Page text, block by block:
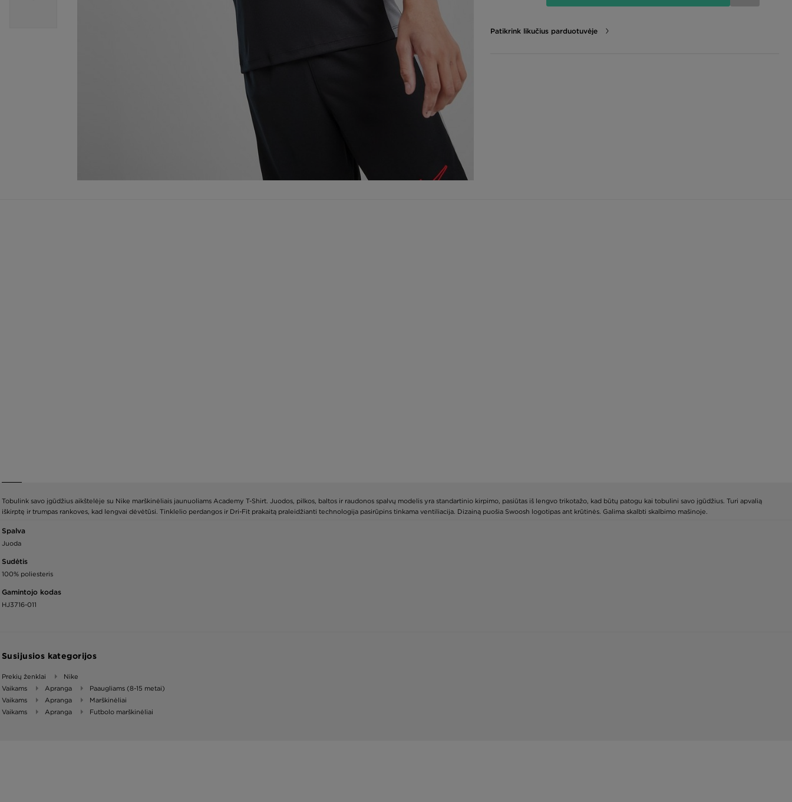
Patikrink likučius parduotuvėje
Tobulink savo įgūdžius aikštelėje su Nike marškinėliais jaunuoliams Academy T-Shirt. Juodos, pilkos, baltos ir raudonos spalvų modelis yra standartinio kirpimo, pasiūtas iš lengvo trikotažo, kad būtų patogu kai tobulini savo įgūdžius. Turi apvalią
iškirptę ir trumpas rankoves, kad lengvai dėvėtūsi. Tinklelio perdangos ir Dri-Fit prakaitą praleidžianti technologija pasirūpins tinkama ventiliacija. Dizainą puošia Swoosh logotipas ant krūtinės. Galima skalbti skalbimo mašinoje.
Spalva
Juoda
Sudėtis
100% poliesteris
Gamintojo kodas
HJ3716-011
Susijusios kategorijos
Prekių ženklai
Nike
Vaikams
Apranga
Paaugliams (8-15 metai)
Vaikams
Apranga
Marškinėliai
Vaikams
Apranga Futbolo marškinėliai